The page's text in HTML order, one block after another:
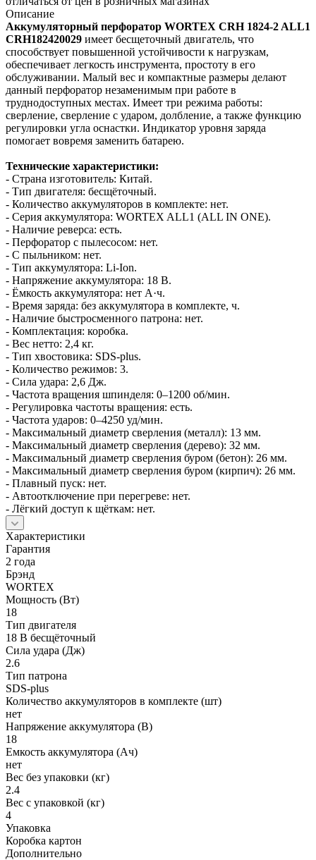
Описание
Аккумуляторный перфоратор WORTEX CRH 1824-2 ALL1
CRH182420029 имеет бесщеточный двигатель, что
способствует повышенной устойчивости к нагрузкам,
обеспечивает легкость инструмента, простоту в его
обслуживании. Малый вес и компактные размеры делают
данный перфоратор незаменимым при работе в
труднодоступных местах. Имеет три режима работы:
сверление, сверление с ударом, долбление, а также функцию
регулировки угла оснастки. Индикатор уровня заряда
помогает вовремя заменить батарею.
Технические характеристики:
- Страна изготовитель: Китай.
- Тип двигателя: бесщёточный.
- Количество аккумуляторов в комплекте: нет.
- Серия аккумулятора: WORTEX ALL1 (ALL IN ONE).
- Наличие реверса: есть.
- Перфоратор с пылесосом: нет.
- С пыльником: нет.
- Тип аккумулятора: Li‑Ion.
- Напряжение аккумулятора: 18 В.
- Ёмкость аккумулятора: нет А·ч.
- Время заряда: без аккумулятора в комплекте, ч.
- Наличие быстросменного патрона: нет.
- Комплектация: коробка.
- Вес нетто: 2,4 кг.
- Тип хвостовика: SDS‑plus.
- Количество режимов: 3.
- Сила удара: 2,6 Дж.
- Частота вращения шпинделя: 0–1200 об/мин.
- Регулировка частоты вращения: есть.
- Частота ударов: 0–4250 уд/мин.
- Максимальный диаметр сверления (металл): 13 мм.
- Максимальный диаметр сверления (дерево): 32 мм.
- Максимальный диаметр сверления буром (бетон): 26 мм.
- Максимальный диаметр сверления буром (кирпич): 26 мм.
- Плавный пуск: нет.
- Автоотключение при перегреве: нет.
- Лёгкий доступ к щёткам: нет.
Характеристики
Гарантия
2 года
Брэнд
WORTEX
Мощность (Вт)
18
Тип двигателя
18 В бесщёточный
Сила удара (Дж)
2.6
Тип патрона
SDS-plus
Количество аккумуляторов в комплекте (шт)
нет
Напряжение аккумулятора (В)
18
Емкость аккумулятора (Ач)
нет
Вес без упаковки (кг)
2.4
Вес с упаковкой (кг)
4
Упаковка
Коробка картон
Дополнительно